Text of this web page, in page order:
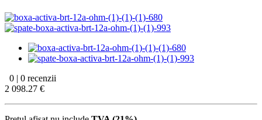
0 | 0 recenzii
2 098.27 €